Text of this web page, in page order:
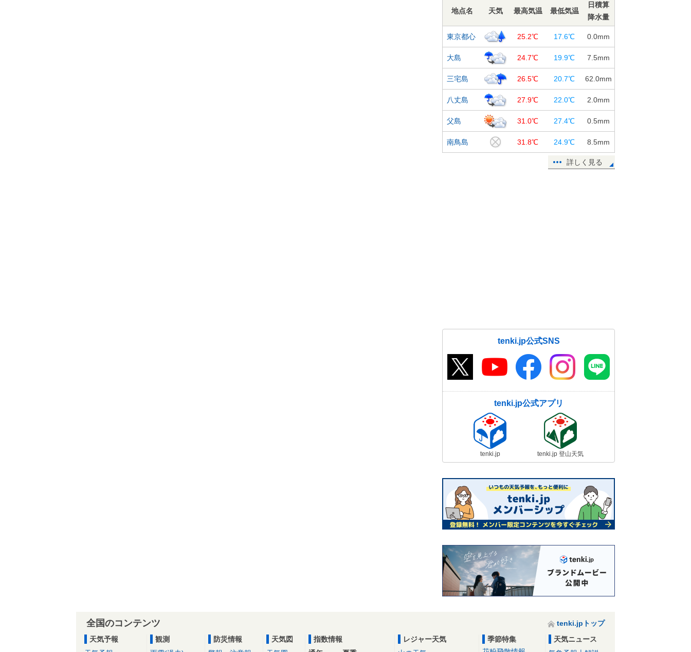
なり接近 大雨や暴風・高波に警戒
17日18:01
台風14号 西日本から東日本を東
進 波の高い時期 「高潮」に厳重
警戒
17日17:35
台風14号 関東 あす18日 接近前
から大雨に
17日17:20
台風14号 九州北部に上陸へ 周辺
では「非常に強い」風を観測
い周期で変化
17日12:06
九州 台風14号 17日昼過ぎ以降、
上陸のおそれ 暴風・大雨・高波に
17日11:48
台風14号 18日土曜は関東へ接近の
おそれ 明け方から雨・風強い 交
通への影響は
17日11:34
中国地方 台風14号の接近で17日夕
方から急速に雨と風が強まる 夜は
大荒れの天気
17日11:15
四国地方 今夜遅くに台風上陸のお
それ 大荒れの天気に 警戒を
台風上陸前から大雨 四国で6時間降
水量が300ミリ超も 九州は風が強
まり暴風警報
17日09:01
ら東海にかけて雨脚強まる 滝のよ
うな降り方も
17日07:14
地点名 天気 最高気温 最低気温
日積算
降水量
東京都心 25.2℃ 17.6℃ 0.0mm
大島 24.7℃ 19.9℃ 7.5mm
三宅島 26.5℃ 20.7℃ 62.0mm
八丈島 27.9℃ 22.0℃ 2.0mm
父島 31.0℃ 27.4℃ 0.5mm
南鳥島 31.8℃ 24.9℃ 8.5mm
詳しく見る
tenki.jp公式SNS
tenki.jp公式アプリ
tenki.jp tenki.jp 登山天気
全国のコンテンツ
tenki.jpトップ
天気予報
観測
防災情報
天気図
指数情報
レジャー天気
季節特集
天気ニュース